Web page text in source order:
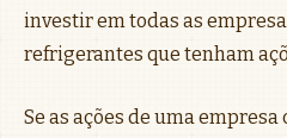
investir em todas as
refrigerantes que tenham
Se as ações de uma empresa